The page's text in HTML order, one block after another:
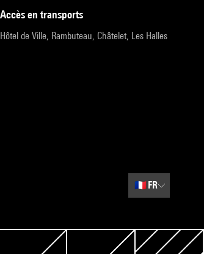
accès en transports
Hôtel de Ville, Rambuteau, Châtelet, Les Halles
🇫🇷 FR